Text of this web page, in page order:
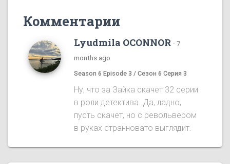
Комментарии
Lyudmila OCONNOR · 7
months ago
Season 6 Episode 3 / Сезон 6 Серия 3
Ну, что за Зайка скачет 32 серии
в роли детектива. Да, ладно,
пусть скачет, но с револьвером
в руках странновато выглядит.